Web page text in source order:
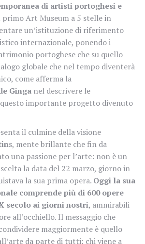
di artisti portoghesi e
primo Art Museum a 5 stelle in
un’istituzione di riferimento
internazionale, ponendo i
portoghese che su quello
globale che nel tempo diventerà
come afferma la
Ginga nel descrivere le
importante progetto divenuto
il culmine della visione
s, mente brillante che fin da
una passione per l’arte: non è un
la data del 22 marzo, giorno in
la sua prima opera. Oggi la sua
comprende più di 600 opere
secolo ai giorni nostri, ammirabili
all’occhiello. Il messaggio che
maggiormente è quello
da parte di tutti: chi viene a